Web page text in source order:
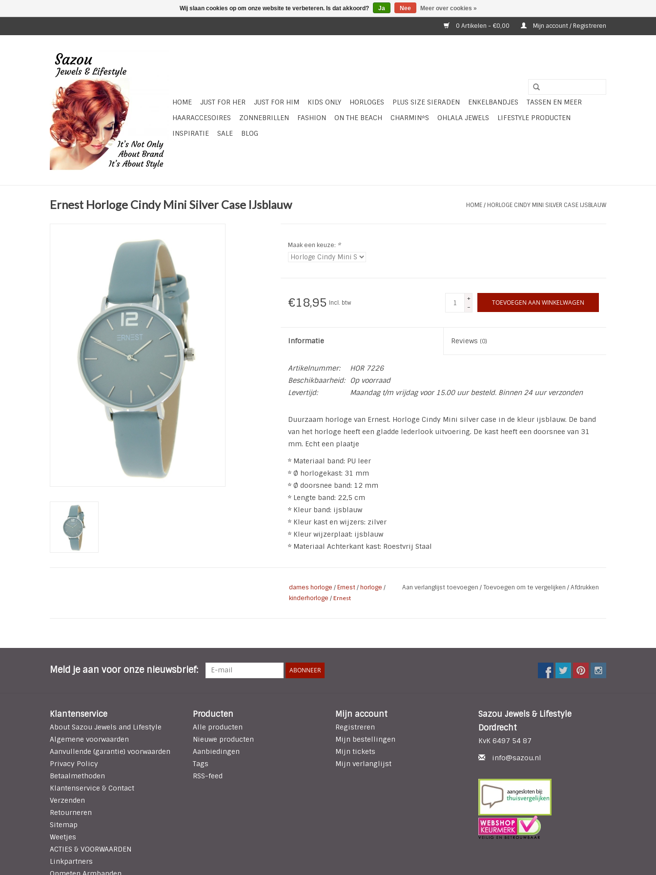
0 Artikelen - €0,00 Mijn account / Registreren
HOME JUST FOR HER JUST FOR HIM KIDS ONLY HORLOGES PLUS SIZE SIERADEN ENKELBANDJES
TASSEN EN MEER
HAARACCESOIRES
ZONNEBRILLEN FASHION ON THE BEACH CHARMIN*S OHLALA JEWELS
LIFESTYLE PRODUCTEN
INSPIRATIE
SALE BLOG
Ernest Horloge Cindy Mini Silver Case IJsblauw HOME/ HORLOGE CINDY MINI SILVER CASE IJSBLAUW
Maak een keuze: *
€18,95 Incl. btw
+
-
TOEVOEGEN AAN WINKELWAGEN
Informatie Reviews (0)
Artikelnummer:
HOR 7226
Beschikbaarheid:
Op voorraad
Levertijd:
Maandag t/m vrijdag voor 15.00 uur besteld. Binnen 24 uur verzonden
Duurzaam horloge van Ernest. Horloge Cindy Mini silver case in de kleur ijsblauw. De band
van het horloge heeft een gladde lederlook uitvoering. De kast heeft een doorsnee van 31
mm. Echt een plaatje
* Materiaal band: PU leer
* Ø horlogekast: 31 mm
* Ø doorsnee band: 12 mm
* Lengte band: 22,5 cm
* Kleur band: ijsblauw
* Kleur kast en wijzers: zilver
* Kleur wijzerplaat: ijsblauw
* Materiaal Achterkant kast: Roestvrij Staal
dames horloge /Ernest/horloge /
kinderhorloge / Ernest
Aan verlanglijst toevoegen /Toevoegen om te vergelijken /Afdrukken
Meld je aan voor onze nieuwsbrief: ABONNEER
Klantenservice
About Sazou Jewels and Lifestyle
Algemene voorwaarden
Aanvullende (garantie) voorwaarden
Privacy Policy
Betaalmethoden
Klantenservice & Contact
Verzenden
Retourneren
Sitemap
Weetjes
ACTIES & VOORWAARDEN
Linkpartners
Producten
Alle producten
Nieuwe producten
Aanbiedingen
Tags
RSS-feed
Mijn account
Registreren
Mijn bestellingen
Mijn tickets
Mijn verlanglijst
Sazou Jewels & Lifestyle
Dordrecht
KvK 6497 54 87
info@sazou.nl
Wij slaan cookies op om onze website te verbeteren. Is dat akkoord? Ja Nee Meer over cookies »